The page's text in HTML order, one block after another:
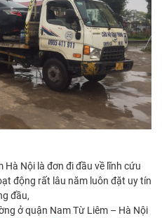
Nội là đơn đi đầu về lĩnh cứu
động rất lâu năm luôn đặt uy tín
đầu,
ở quận Nam Từ Liêm – Hà Nội